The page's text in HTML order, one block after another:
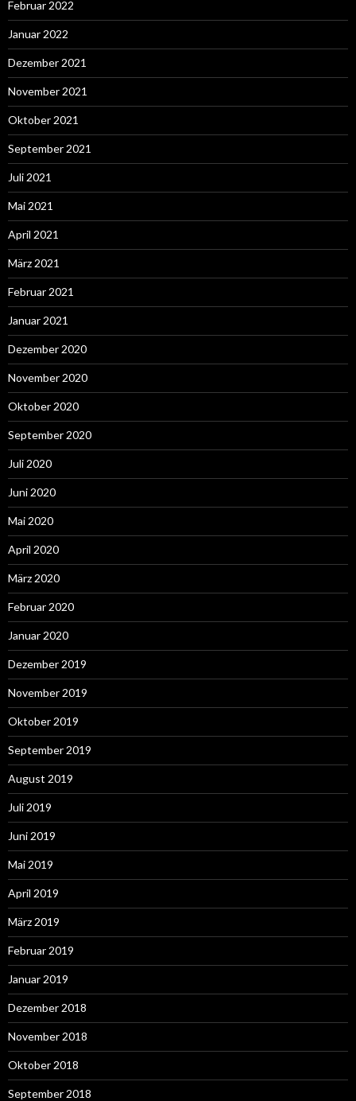
Februar 2022
Januar 2022
Dezember 2021
November 2021
Oktober 2021
September 2021
Juli 2021
Mai 2021
April 2021
März 2021
Februar 2021
Januar 2021
Dezember 2020
November 2020
Oktober 2020
September 2020
Juli 2020
Juni 2020
Mai 2020
April 2020
März 2020
Februar 2020
Januar 2020
Dezember 2019
November 2019
Oktober 2019
September 2019
August 2019
Juli 2019
Juni 2019
Mai 2019
April 2019
März 2019
Februar 2019
Januar 2019
Dezember 2018
November 2018
Oktober 2018
September 2018